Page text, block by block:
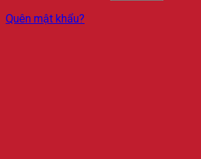
Quên mật khẩu?